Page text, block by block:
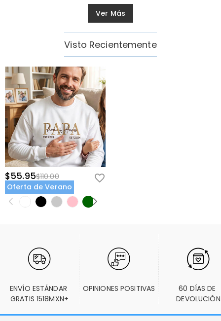
Ver Más
Visto Recientemente
$55.95$110.00
Oferta de Verano
ENVÍO ESTÁNDAR
GRATIS 1518MXN+
OPINIONES POSITIVAS
60 DÍAS DE
DEVOLUCIÓN